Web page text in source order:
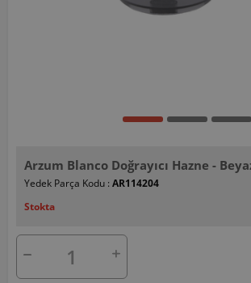
Arzum Blanco Doğrayıcı Hazne -
Yedek Parça Kodu : AR114204
Stokta